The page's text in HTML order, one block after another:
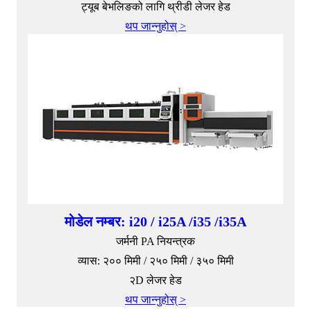
ट्यूब बेभलिङको लागि थ्रीडी लेजर हेड
थप जान्नुहोस् >
मोडेल नम्बर: i20 / i25A /i35 /i35A
जर्मनी PA नियन्त्रक
व्यास: २०० मिमी / २५० मिमी / ३५० मिमी
२D लेजर हेड
थप जान्नुहोस् >